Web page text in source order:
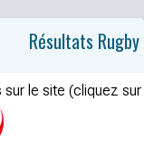
Résultats Rugby
le site (cliquez sur